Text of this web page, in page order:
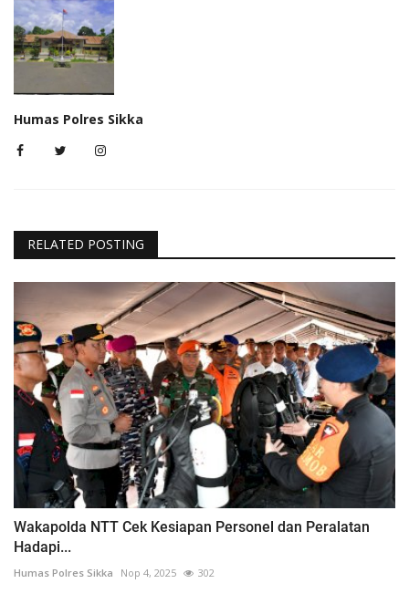
Humas Polres Sikka
RELATED POSTING
Wakapolda NTT Cek Kesiapan Personel dan Peralatan
Hadapi...
Humas Polres Sikka Nop 4, 2025 302